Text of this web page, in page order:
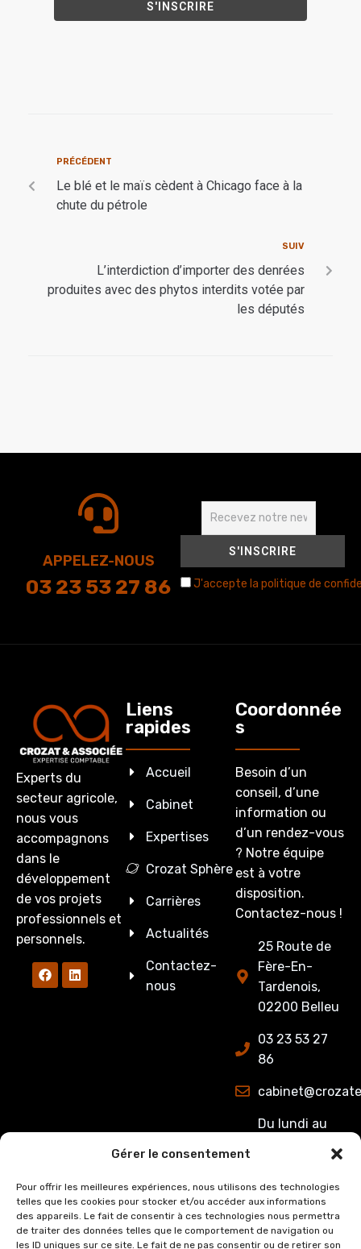
Gérer le consentement
Pour offrir les meilleures expériences, nous utilisons des technologies
telles que les cookies pour stocker et/ou accéder aux informations
des appareils. Le fait de consentir à ces technologies nous permettra
de traiter des données telles que le comportement de navigation ou
les ID uniques sur ce site. Le fait de ne pas consentir ou de retirer son
PRÉCÉDENT
Le blé et le maïs cèdent à Chicago face à la
chute du pétrole
SUIV
L’interdiction d’importer des denrées
produites avec des phytos interdits votée par
les députés
APPELEZ-NOUS
03 23 53 27 86 J'accepte la politique de
Experts du
secteur agricole,
nous vous
accompagnons
dans le
développement
de vos projets
professionnels et
personnels.
Liens
rapides
Accueil
Cabinet
Expertises
Crozat Sphère
Carrières
Actualités
Contactez-
nous
Coordonnée
s
Besoin d’un
conseil, d’une
information ou
d’un rendez-vous
? Notre équipe
est à votre
disposition.
Contactez-nous !
25 Route de
Fère-En-
Tardenois,
02200 Belleu
03 23 53 27
86
Du lundi au
8h00 à 12h15
et de 13h15 à
17h00.
Le Vendredi :
de 8h00 à